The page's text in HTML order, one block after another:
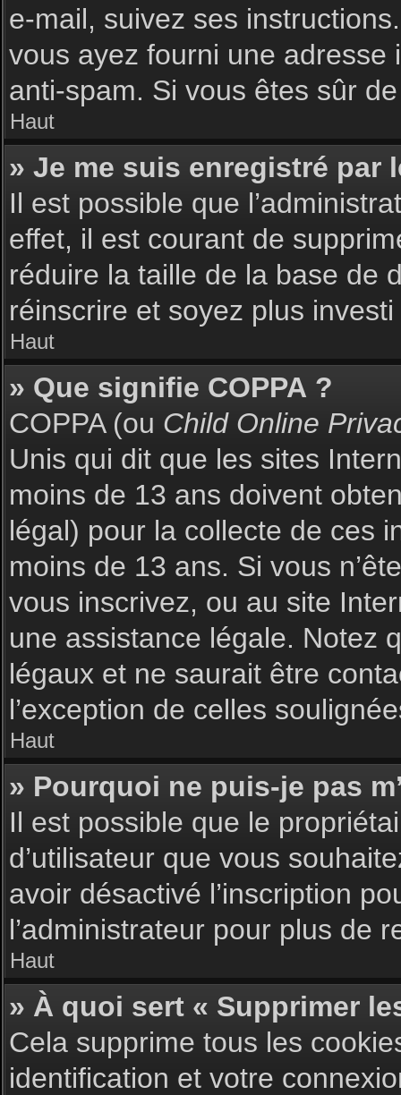
e-mail, suivez ses
vous ayez fourni une adresse
anti-spam. Si vous êtes sûr
Haut
» Je me suis enregistré par
Il est possible que
effet, il est courant de
réduire la taille de la base de
réinscrire et soyez plus
Haut
» Que signifie COPPA ?
COPPA (ou Child Online
Unis qui dit que les sites
moins de 13 ans doivent
légal) pour la collecte de ces
moins de 13 ans. Si vous
vous inscrivez, ou au site
une assistance légale. Notez
légaux et ne saurait être
l’exception de celles
Haut
» Pourquoi ne puis-je pas
Il est possible que le
d’utilisateur que vous
avoir désactivé l’inscription
l’administrateur pour plus de
Haut
» À quoi sert « Supprimer
Cela supprime tous les
identification et votre